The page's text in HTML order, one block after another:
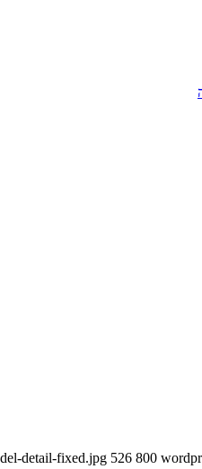
detail-fixed.jpg 526 800